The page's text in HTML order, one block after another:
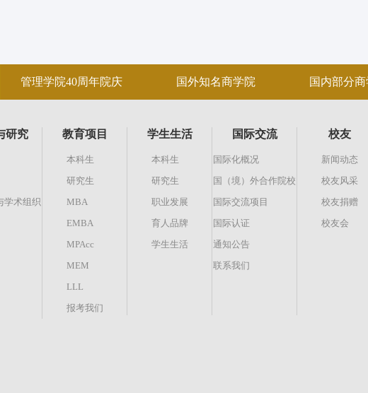
管理学院40周年院庆 国外知名商学院 国内部分
研究
学术组织
教育项目
本科生
研究生
MBA
EMBA
MPAcc
MEM
LLL
报考我们
学生生活
本科生
研究生
职业发展
育人品牌
学生生活
国际交流
国际化概况
国（境）外合作院校
国际交流项目
国际认证
通知公告
联系我们
校友
新闻动态
校友风采
校友捐赠
校友会